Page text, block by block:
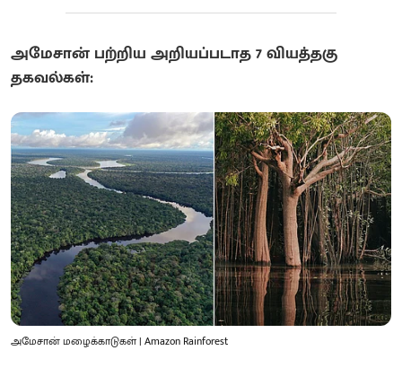
அமேசான் பற்றிய அறியப்படாத 7 வியத்தகு
தகவல்கள்:
அமேசான் மழைக்காடுகள் | Amazon Rainforest